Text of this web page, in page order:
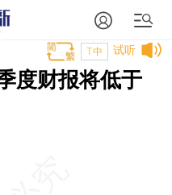
试听
T中
度财报将低于